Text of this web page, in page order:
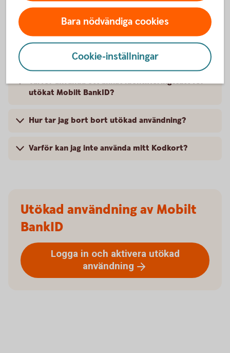
Utökat BankID – vanliga frågor och
svar
Varför behövs utökad användning?
Varför använda ett annat identifieringssätt för
utökat Mobilt BankID?
Hur tar jag bort bort utökad användning?
Varför kan jag inte använda mitt Kodkort?
Utökad användning av Mobilt
BankID
Logga in och aktivera utökad
användning
Bara nödvändiga cookies
Cookie-inställningar